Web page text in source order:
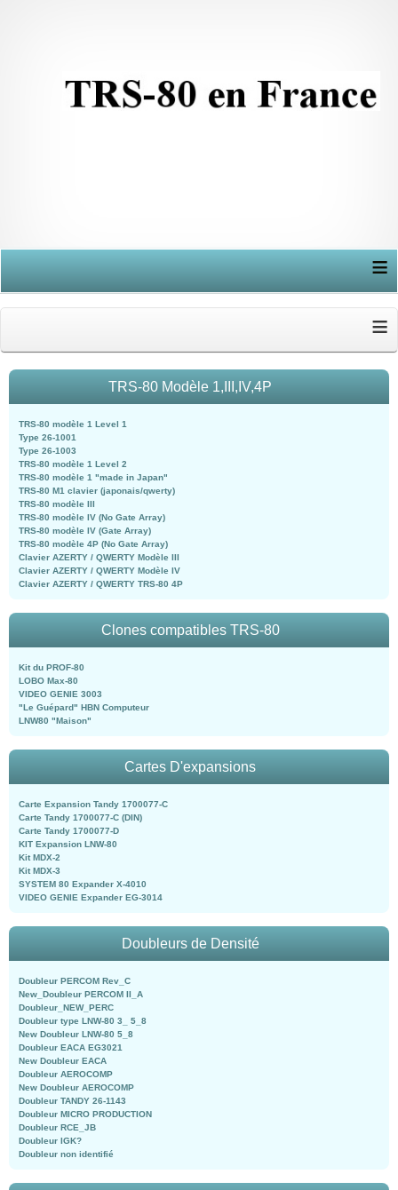
≡
≡
TRS-80 Modèle 1,III,IV,4P
TRS-80 modèle 1 Level 1
Type 26-1001
Type 26-1003
TRS-80 modèle 1 Level 2
TRS-80 modèle 1 "made in Japan"
TRS-80 M1 clavier (japonais/qwerty)
TRS-80 modèle III
TRS-80 modèle IV (No Gate Array)
TRS-80 modèle IV (Gate Array)
TRS-80 modèle 4P (No Gate Array)
Clavier AZERTY / QWERTY Modèle III
Clavier AZERTY / QWERTY Modèle IV
Clavier AZERTY / QWERTY TRS-80 4P
Clones compatibles TRS-80
Kit du PROF-80
LOBO Max-80
VIDEO GENIE 3003
"Le Guépard" HBN Computeur
LNW80 "Maison"
Cartes D'expansions
Carte Expansion Tandy 1700077-C
Carte Tandy 1700077-C (DIN)
Carte Tandy 1700077-D
KIT Expansion LNW-80
Kit MDX-2
Kit MDX-3
SYSTEM 80 Expander X-4010
VIDEO GENIE Expander EG-3014
Doubleurs de Densité
Doubleur PERCOM Rev_C
New_Doubleur PERCOM II_A
Doubleur_NEW_PERC
Doubleur type LNW-80 3_ 5_8
New Doubleur LNW-80 5_8
Doubleur EACA EG3021
New Doubleur EACA
Doubleur AEROCOMP
New Doubleur AEROCOMP
Doubleur TANDY 26-1143
Doubleur MICRO PRODUCTION
Doubleur RCE_JB
Doubleur IGK?
Doubleur non identifié